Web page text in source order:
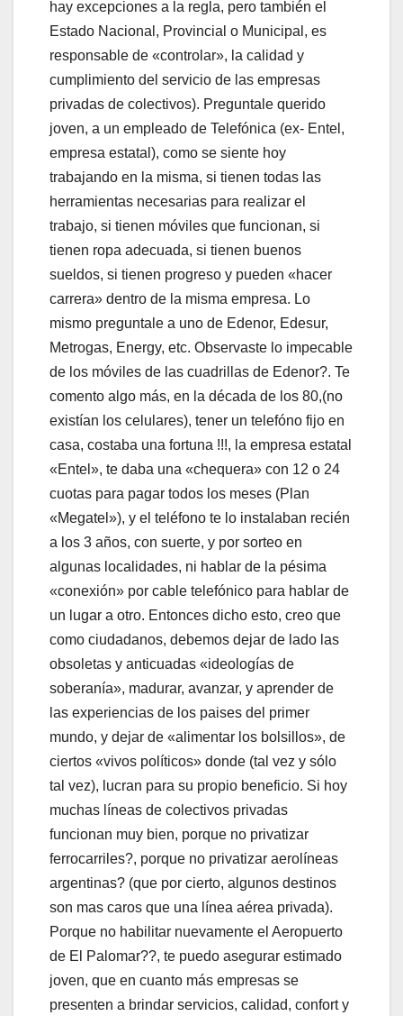
hay excepciones a la regla, pero también el
Estado Nacional, Provincial o Municipal, es
responsable de «controlar», la calidad y
cumplimiento del servicio de las empresas
privadas de colectivos). Preguntale querido
joven, a un empleado de Telefónica (ex- Entel,
empresa estatal), como se siente hoy
trabajando en la misma, si tienen todas las
herramientas necesarias para realizar el
trabajo, si tienen móviles que funcionan, si
tienen ropa adecuada, si tienen buenos
sueldos, si tienen progreso y pueden «hacer
carrera» dentro de la misma empresa. Lo
mismo preguntale a uno de Edenor, Edesur,
Metrogas, Energy, etc. Observaste lo impecable
de los móviles de las cuadrillas de Edenor?. Te
comento algo más, en la década de los 80,(no
existían los celulares), tener un telefóno fijo en
casa, costaba una fortuna !!!, la empresa estatal
«Entel», te daba una «chequera» con 12 o 24
cuotas para pagar todos los meses (Plan
«Megatel»), y el teléfono te lo instalaban recién
a los 3 años, con suerte, y por sorteo en
algunas localidades, ni hablar de la pésima
«conexión» por cable telefónico para hablar de
un lugar a otro. Entonces dicho esto, creo que
como ciudadanos, debemos dejar de lado las
obsoletas y anticuadas «ideologías de
soberanía», madurar, avanzar, y aprender de
las experiencias de los paises del primer
mundo, y dejar de «alimentar los bolsillos», de
ciertos «vivos políticos» donde (tal vez y sólo
tal vez), lucran para su propio beneficio. Si hoy
muchas líneas de colectivos privadas
funcionan muy bien, porque no privatizar
ferrocarriles?, porque no privatizar aerolíneas
argentinas? (que por cierto, algunos destinos
son mas caros que una línea aérea privada).
Porque no habilitar nuevamente el Aeropuerto
de El Palomar??, te puedo asegurar estimado
joven, que en cuanto más empresas se
presenten a brindar servicios, calidad, confort y